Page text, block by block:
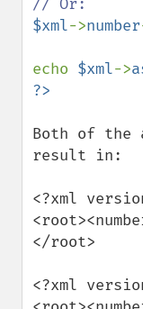
$xml->number
echo $xml->
Both of the
result in:
<?xml
</root>
<?xml